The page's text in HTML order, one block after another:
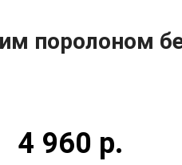
поролоном
4 960 р.